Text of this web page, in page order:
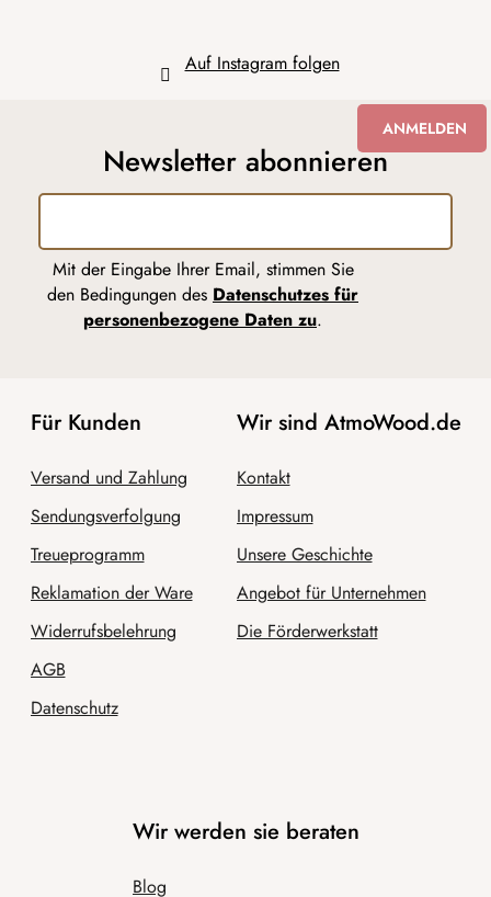
Auf Instagram folgen
Newsletter abonnieren
Mit der Eingabe Ihrer Email, stimmen Sie
den Bedingungen des Datenschutzes für
personenbezogene Daten zu.
ANMELDEN
Für Kunden
Versand und Zahlung
Sendungsverfolgung
Treueprogramm
Reklamation der Ware
Widerrufsbelehrung
AGB
Datenschutz
Wir sind AtmoWood.de
Kontakt
Impressum
Unsere Geschichte
Angebot für Unternehmen
Die Förderwerkstatt
Wir werden sie beraten
Blog